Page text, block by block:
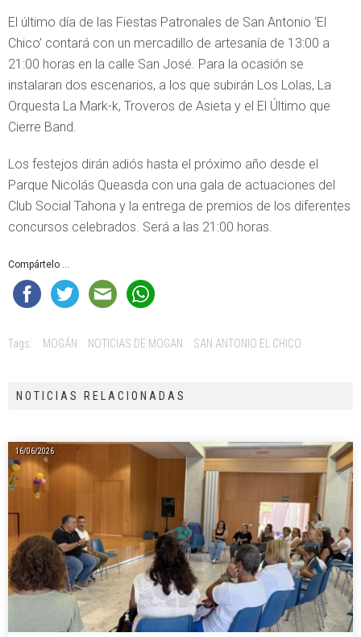
El último día de las Fiestas Patronales de San Antonio ‘El
Chico’ contará con un mercadillo de artesanía de 13:00 a
21:00 horas en la calle San José. Para la ocasión se
instalaran dos escenarios, a los que subirán Los Lolas, La
Orquesta La Mark-k, Troveros de Asieta y el El Último que
Cierre Band.
Los festejos dirán adiós hasta el próximo año desde el
Parque Nicolás Queasda con una gala de actuaciones del
Club Social Tahona y la entrega de premios de los diferentes
concursos celebrados. Será a las 21:00 horas.
Compártelo ...
Tags: MOGÁN NOTICIAS DE MOGAN SAN ANTONIO EL CHICO
NOTICIAS RELACIONADAS
16/06/2026